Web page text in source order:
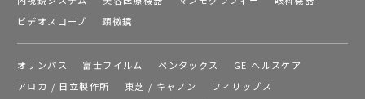
ビデオスコープ
顕微鏡
オリンパス 富士フイルム ペンタックス
GE ヘルスケア
アロカ / 日立製作所
東芝 / キャノン
フィリップス